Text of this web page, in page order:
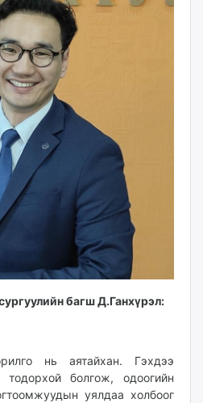
багш Д.Ганхүрэл:
нь аятайхан. Гэхдээ
тодорхой болгож, одоогийн
уялдаа холбоог